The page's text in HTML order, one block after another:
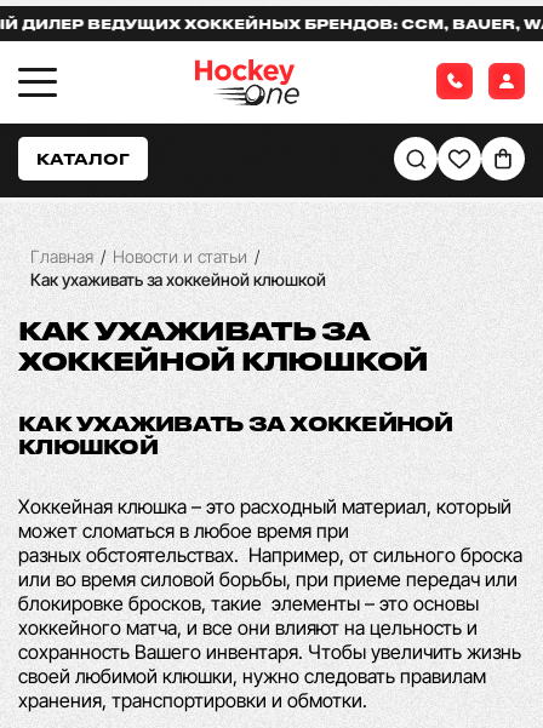
ХОККЕЙНЫХ БРЕНДОВ: CCM, BAUER,
КАТАЛОГ
Главная / Новости и статьи /
Как ухаживать за хоккейной клюшкой
КАК УХАЖИВАТЬ ЗА
ХОККЕЙНОЙ КЛЮШКОЙ
КАК УХАЖИВАТЬ ЗА ХОККЕЙНОЙ
КЛЮШКОЙ
Хоккейная клюшка – это расходный материал, который
может сломаться в любое время при
разных обстоятельствах. Например, от сильного броска
или во время силовой борьбы, при приеме передач или
блокировке бросков, такие элементы – это основы
хоккейного матча, и все они влияют на цельность и
сохранность Вашего инвентаря. Чтобы увеличить жизнь
своей любимой клюшки, нужно следовать правилам
хранения, транспортировки и обмотки.